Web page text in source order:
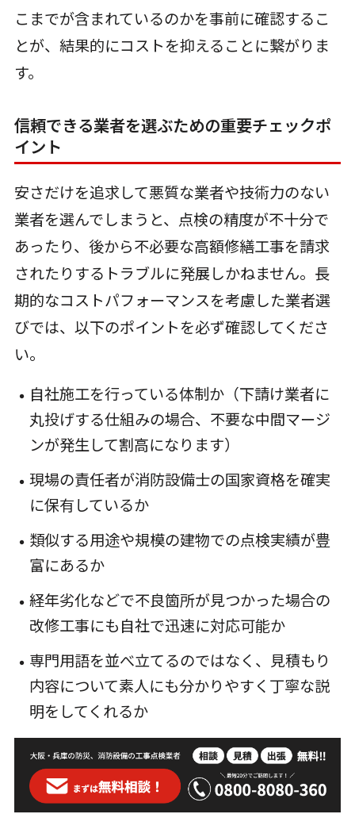
こまでが含まれているのかを事前に確認するこ
とが、結果的にコストを抑えることに繋がりま
す。
信頼できる業者を選ぶための重要チェックポ
イント
安さだけを追求して悪質な業者や技術力のない
業者を選んでしまうと、点検の精度が不十分で
あったり、後から不必要な高額修繕工事を請求
されたりするトラブルに発展しかねません。長
期的なコストパフォーマンスを考慮した業者選
びでは、以下のポイントを必ず確認してくださ
い。
自社施工を行っている体制か（下請け業者に
丸投げする仕組みの場合、不要な中間マージ
ンが発生して割高になります）
現場の責任者が消防設備士の国家資格を確実
に保有しているか
類似する用途や規模の建物での点検実績が豊
富にあるか
経年劣化などで不良箇所が見つかった場合の
改修工事にも自社で迅速に対応可能か
専門用語を並べ立てるのではなく、見積もり
内容について素人にも分かりやすく丁寧な説
明をしてくれるか